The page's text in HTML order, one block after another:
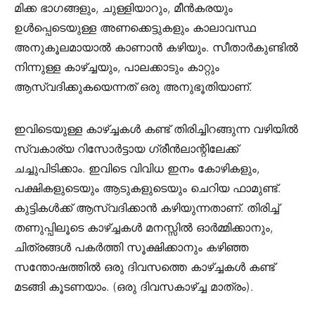
മിക്ക ഭാഗങ്ങളും, ചുള്ളിയാറും, മീന്‍കരയും
ഉള്‍പ്പെടെയുള്ള അണക്കെട്ടുകളും കാലാവസ്ഥ
അനുകൂലമായാല്‍ കാണാന്‍ കഴിയും. സീതാര്‍കുണ്ടില്‍
നിന്നുള്ള കാഴ്ച്ചയും, പാലക്കാടും കാറ്റും
ആസ്വദിക്കുകയെന്നത് ഒരു അനുഭൂതിയാണ്.
ഇവിടെയുള്ള കാഴ്ച്ചകള്‍ കണ്ട് തിരിച്ചിറങ്ങുന്ന വഴിയില്‍
സ്വകാര്യ റിസോര്‍ട്ടായ ഗ്രീന്‍ലാന്റിലേക്ക്
ചച്ചുപിടിക്കാം. ഇവിടെ വിവിധ ഇനം കോഴികളും,
പക്ഷികളുടെയും ആടുകളുടെയും ചെറിയ ഫാമുണ്ട്.
കുട്ടികള്‍ക്ക് ആസ്വദിക്കാന്‍ കഴിയുന്നതാണ്. തിരിച്ച്
തണുപ്പിലൂടെ കാഴ്ച്ചകള്‍ മനസ്സില്‍ ഓര്‍മ്മിക്കാനും,
ചിത്രങ്ങള്‍ പകര്‍ത്തി സൂക്ഷിക്കാനും കഴിഞ്ഞ
സന്തോഷത്തില്‍ ഒരു ദിവസത്തെ കാഴ്ച്ചകള്‍ കണ്ട്
മടങ്ങി കൂടണയാം. (ഒരു ദിവസകാഴ്ച്ച മാത്രം).